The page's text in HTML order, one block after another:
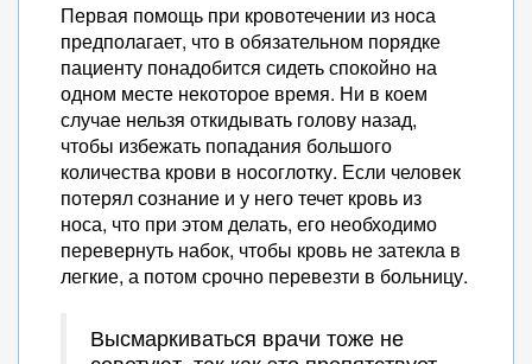
Первая помощь при кровотечении из носа
предполагает, что в обязательном порядке
пациенту понадобится сидеть спокойно на
одном месте некоторое время. Ни в коем
случае нельзя откидывать голову назад,
чтобы избежать попадания большого
количества крови в носоглотку. Если человек
потерял сознание и у него течет кровь из
носа, что при этом делать, его необходимо
перевернуть набок, чтобы кровь не затекла в
легкие, а потом срочно перевезти в больницу.
Высмаркиваться врачи тоже не